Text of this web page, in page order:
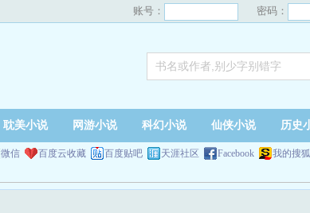
账号： 密码：
耽美小说 网游小说 科幻小说 仙侠小说 历史
微信 百度云收藏 百度贴吧 天涯社区 Facebook 我的搜狐